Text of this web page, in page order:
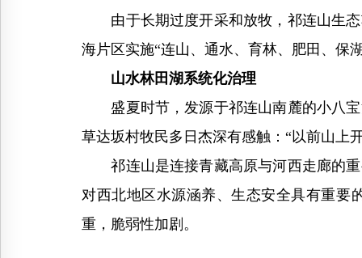
由于长期过度开采和放牧，祁连山生态
海片区实施“连山、通水、育林、肥田、保
山水林田湖系统化治理
盛夏时节，发源于祁连山南麓的小八宝
草达坂村牧民多日杰深有感触：“以前山上
祁连山是连接青藏高原与河西走廊的重
对西北地区水源涵养、生态安全具有重要
重，脆弱性加剧。